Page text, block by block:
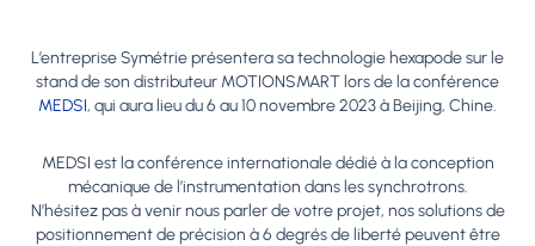
L’entreprise Symétrie présentera sa technologie hexapode sur le
stand de son distributeur MOTIONSMART lors de la conférence
MEDSI, qui aura lieu du 6 au 10 novembre 2023 à Beijing, Chine.
MEDSI est la conférence internationale dédié à la conception
mécanique de l’instrumentation dans les synchrotrons.
N’hésitez pas à venir nous parler de votre projet, nos solutions de
positionnement de précision à 6 degrés de liberté peuvent être